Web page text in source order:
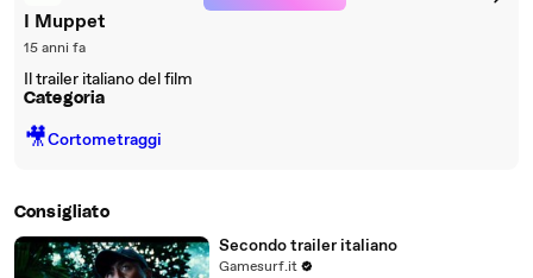
I Muppet
15 anni fa
Il trailer italiano del film
Categoria
🎥Cortometraggi
Consigliato
Secondo trailer italiano
Gamesurf.it